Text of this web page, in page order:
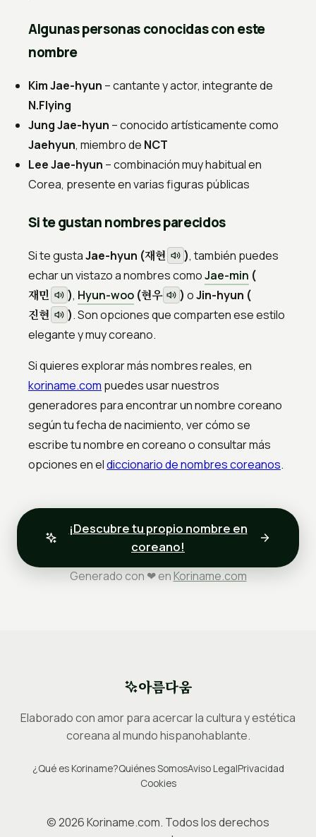
Algunas personas conocidas con este
nombre
Kim Jae-hyun – cantante y actor, integrante de
N.Flying
Jung Jae-hyun – conocido artísticamente como
Jaehyun, miembro de NCT
Lee Jae-hyun – combinación muy habitual en
Corea, presente en varias figuras públicas
Si te gustan nombres parecidos
Si te gustaJae-hyun (재현 ), también puedes
echar un vistazo a nombres comoJae-min (
재민 ), Hyun-woo(현우 ) oJin-hyun (
진현 ). Son opciones que comparten ese estilo
elegante y muy coreano.
Si quieres explorar más nombres reales, en
koriname.com puedes usar nuestros
generadores para encontrar un nombre coreano
según tu fecha de nacimiento, ver cómo se
escribe tu nombre en coreano o consultar más
opciones en eldiccionario de nombres coreanos.
¡Descubre tu propio nombre en
coreano!
Generado con ❤ en Koriname.com
아름다움
Elaborado con amor para acercar la cultura y estética
coreana al mundo hispanohablante.
¿Qué es Koriname?Quiénes SomosAviso LegalPrivacidad
Cookies
©2026Koriname.com. Todos los derechos